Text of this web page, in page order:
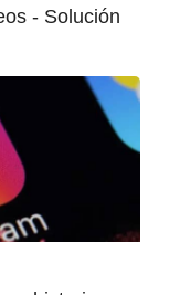
- Solución